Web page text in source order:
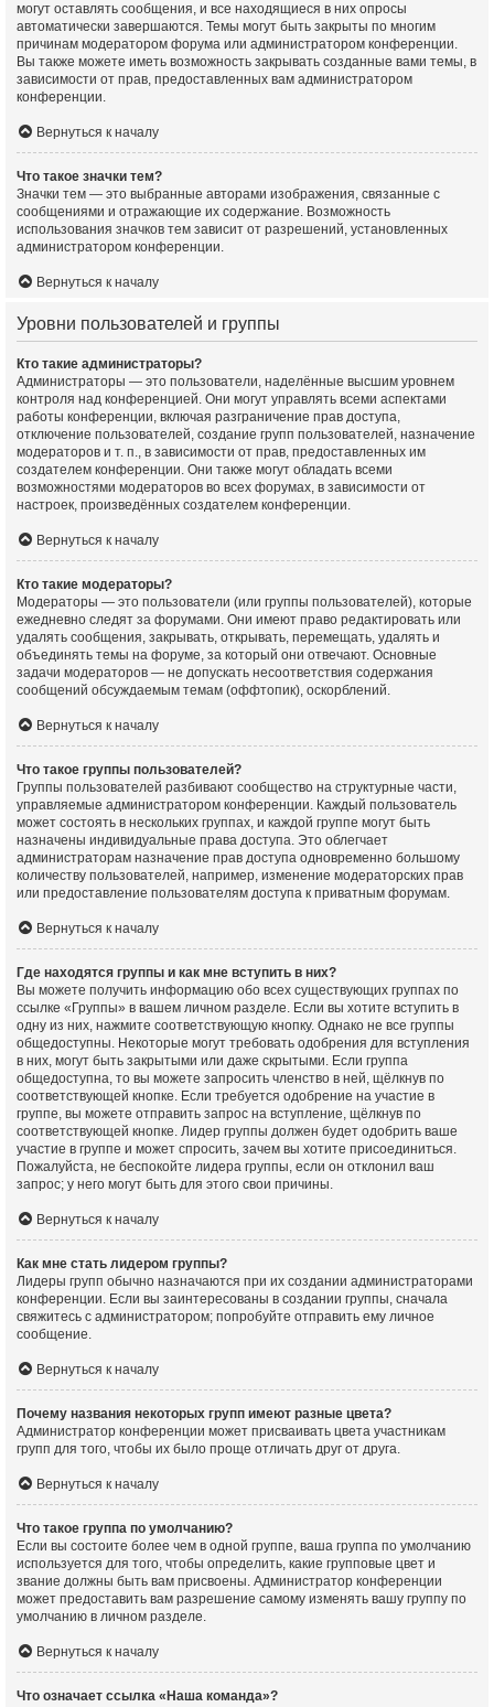
могут оставлять сообщения, и все находящиеся в них опросы
автоматически завершаются. Темы могут быть закрыты по многим
причинам модератором форума или администратором конференции.
Вы также можете иметь возможность закрывать созданные вами темы, в
зависимости от прав, предоставленных вам администратором
конференции.
Вернуться к началу
Что такое значки тем?
Значки тем — это выбранные авторами изображения, связанные с
сообщениями и отражающие их содержание. Возможность
использования значков тем зависит от разрешений, установленных
администратором конференции.
Вернуться к началу
Уровни пользователей и группы
Кто такие администраторы?
Администраторы — это пользователи, наделённые высшим уровнем
контроля над конференцией. Они могут управлять всеми аспектами
работы конференции, включая разграничение прав доступа,
отключение пользователей, создание групп пользователей, назначение
модераторов и т. п., в зависимости от прав, предоставленных им
создателем конференции. Они также могут обладать всеми
возможностями модераторов во всех форумах, в зависимости от
настроек, произведённых создателем конференции.
Вернуться к началу
Кто такие модераторы?
Модераторы — это пользователи (или группы пользователей), которые
ежедневно следят за форумами. Они имеют право редактировать или
удалять сообщения, закрывать, открывать, перемещать, удалять и
объединять темы на форуме, за который они отвечают. Основные
задачи модераторов — не допускать несоответствия содержания
сообщений обсуждаемым темам (оффтопик), оскорблений.
Вернуться к началу
Что такое группы пользователей?
Группы пользователей разбивают сообщество на структурные части,
управляемые администратором конференции. Каждый пользователь
может состоять в нескольких группах, и каждой группе могут быть
назначены индивидуальные права доступа. Это облегчает
администраторам назначение прав доступа одновременно большому
количеству пользователей, например, изменение модераторских прав
или предоставление пользователям доступа к приватным форумам.
Вернуться к началу
Где находятся группы и как мне вступить в них?
Вы можете получить информацию обо всех существующих группах по
ссылке «Группы» в вашем личном разделе. Если вы хотите вступить в
одну из них, нажмите соответствующую кнопку. Однако не все группы
общедоступны. Некоторые могут требовать одобрения для вступления
в них, могут быть закрытыми или даже скрытыми. Если группа
общедоступна, то вы можете запросить членство в ней, щёлкнув по
соответствующей кнопке. Если требуется одобрение на участие в
группе, вы можете отправить запрос на вступление, щёлкнув по
соответствующей кнопке. Лидер группы должен будет одобрить ваше
участие в группе и может спросить, зачем вы хотите присоединиться.
Пожалуйста, не беспокойте лидера группы, если он отклонил ваш
запрос; у него могут быть для этого свои причины.
Вернуться к началу
Как мне стать лидером группы?
Лидеры групп обычно назначаются при их создании администраторами
конференции. Если вы заинтересованы в создании группы, сначала
свяжитесь с администратором; попробуйте отправить ему личное
сообщение.
Вернуться к началу
Почему названия некоторых групп имеют разные цвета?
Администратор конференции может присваивать цвета участникам
групп для того, чтобы их было проще отличать друг от друга.
Вернуться к началу
Что такое группа по умолчанию?
Если вы состоите более чем в одной группе, ваша группа по умолчанию
используется для того, чтобы определить, какие групповые цвет и
звание должны быть вам присвоены. Администратор конференции
может предоставить вам разрешение самому изменять вашу группу по
умолчанию в личном разделе.
Вернуться к началу
Что означает ссылка «Наша команда»?